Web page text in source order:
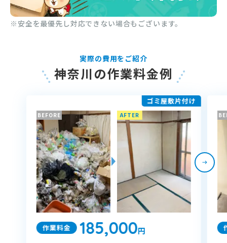
※安全を最優先し対応できない場合もございます。
実際の費用をご紹介
神奈川の作業料金例
ゴミ屋敷片付け
BEFORE AFTER
作業料金 185,000円